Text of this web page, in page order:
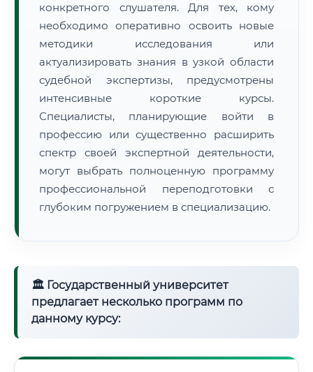
конкретного слушателя. Для тех, кому
необходимо оперативно освоить новые
методики исследования или
актуализировать знания в узкой области
судебной экспертизы, предусмотрены
интенсивные короткие курсы.
Специалисты, планирующие войти в
профессию или существенно расширить
спектр своей экспертной деятельности,
могут выбрать полноценную программу
профессиональной переподготовки с
глубоким погружением в специализацию.
🏛 Государственный университет
предлагает несколько программ по
данному курсу: